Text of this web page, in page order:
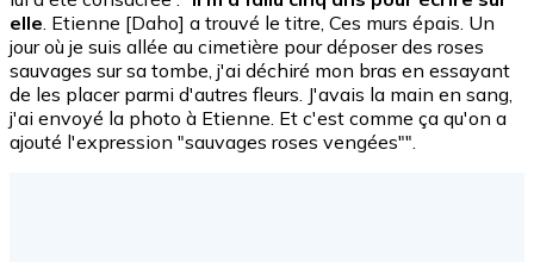
elle . Etienne [Daho] a trouvé le titre, Ces murs épais. Un
jour où je suis allée au cimetière pour déposer des roses
sauvages sur sa tombe, j'ai déchiré mon bras en essayant
de les placer parmi d'autres fleurs. J'avais la main en sang,
j'ai envoyé la photo à Etienne. Et c'est comme ça qu'on a
ajouté l'expression "sauvages roses vengées"".